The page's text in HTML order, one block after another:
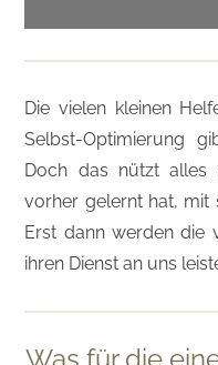
Die vielen kleinen
Selbst-Optimierung
Doch das nützt alles
vorher gelernt hat, mit
Erst dann werden die
ihren Dienst an uns